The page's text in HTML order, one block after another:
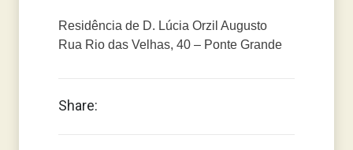
Residência de D. Lúcia Orzil Augusto
Rua Rio das Velhas, 40 – Ponte Grande
Share: